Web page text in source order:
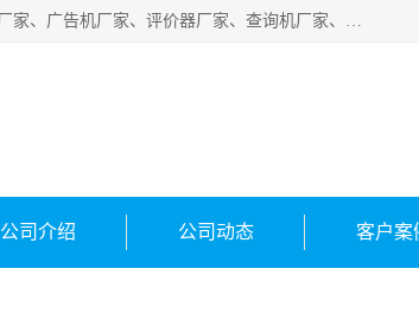
深圳市国峰智能电子科技有限公司业务涵盖范围：排队叫号机厂家、触摸一体机厂家、广告机厂家、评价器厂家、查询机厂家、自助终端机厂家；公司是一家集研发、生产、销售为一体的国民企业，设备制造商和解决方案提供商，广泛应用于银行、医院、、电力、电信、、交通、民航、保险等行业，为不同行业量身定制软硬件为一体的解决方案。
公司介绍 公司动态 客户案